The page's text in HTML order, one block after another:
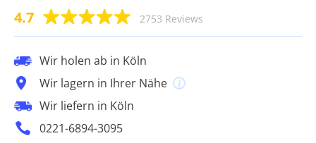
4.7 2753 Reviews
Wir holen ab in Köln
Wir lagern in Ihrer Nähe
Wir liefern in Köln
0221-6894-3095